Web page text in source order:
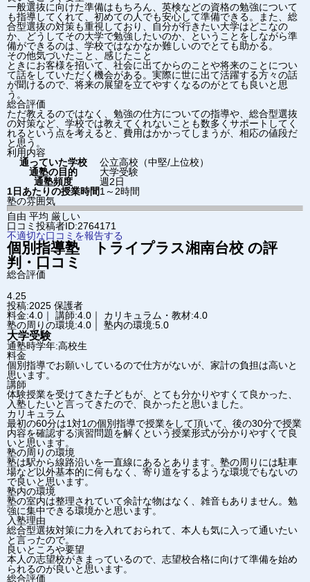
一般選抜に向けた準備はもちろん、英検などの資格の勉強について
も指導してくれて、初めての人でも安心して準備できる。また、総
合型選抜の対策も重視しており、自分が行きたい大学はどこなの
か、どうしてその大学で勉強したいのか、ということをしながら準
備ができるのは、学校ではなかなか難しいのでとても助かる。
その他気づいたこと、感じたこと
ときにお客様を招いて、社会に出てからのことや将来のことについ
て話をしていただく機会がある。実際に世に出て活躍する方々の話
が聞けるので、将来の展望を立てやすくなるのがとても良いと思
う。
総合評価
ただ教えるのではなく、勉強の仕方についての指導や、総合型選抜
の対策など、学校では教えてくれないことも数多くサポートしてく
れるという点を考えると、費用はかかってしまうが、相応の値段だ
と思う。
利用内容
通っていた学校
公立高校（中堅/上位校）
通塾の目的
大学受験
通塾頻度
週2日
1日あたりの授業時間1～2時間
塾の雰囲気
自由 平均 厳しい
口コミ投稿者ID:2764171
不適切な口コミを報告する
個別指導塾 トライプラス湘南台校 の評
判・口コミ
総合評価
4.25
投稿:2025 保護者
料金:4.0｜ 講師:4.0｜ カリキュラム・教材:4.0
塾の周りの環境:4.0｜ 塾内の環境:5.0
大学受験
通塾時学年:高校生
料金
個別指導でお願いしているので仕方がないが、家計の負担は高いと
思います。
講師
体験授業を受けてきた子どもが、とても分かりやすくて良かった、
入塾したいと言ってきたので、良かったと思いました。
カリキュラム
最初の60分は1対1の個別指導で授業をして頂いて、後の30分で授業
内容を確認する演習問題を解くという授業形式が分かりやすくて良
いと思います。
塾の周りの環境
塾は駅から線路沿いを一直線にあるとあります。塾の周りには駐車
場など以外基本的に何もなく、寄り道をするような環境でもないの
で良いと思います。
塾内の環境
塾の室内は整理されていて余計な物はなく、雑音もありません。勉
強に集中できる環境かと思います。
入塾理由
総合型選抜対策に力を入れておられて、本人も気に入って通いたい
と言ったので。
良いところや要望
本人の志望校がきまっているので、志望校合格に向けて準備を始め
られるのが良いと思います。
総合評価